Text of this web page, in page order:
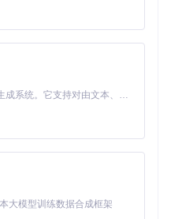
显卡的显示效果明显
升级之旅
设备是否支持OCLP。OCL
设备列表，主要集中
MiniMax H3 是一个通用的全模态生成系统。它支持对由文本、图像、视频和音频组成的多模态上下文进行统一理解，并能生成分辨率高达 2K、时长可达 15 秒的带原生立体声音频的视频。得益于面向任务泛化的系统设计，H3 在预训练阶段就已具备广泛的多模态上下文理解与生成能力，能够出色地执行复杂的多模态指令。
大模型训练数据合成框架